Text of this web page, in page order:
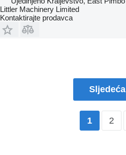
Littler Machinery Limited
Kontaktirajte prodavca
Sljedeća
1 2